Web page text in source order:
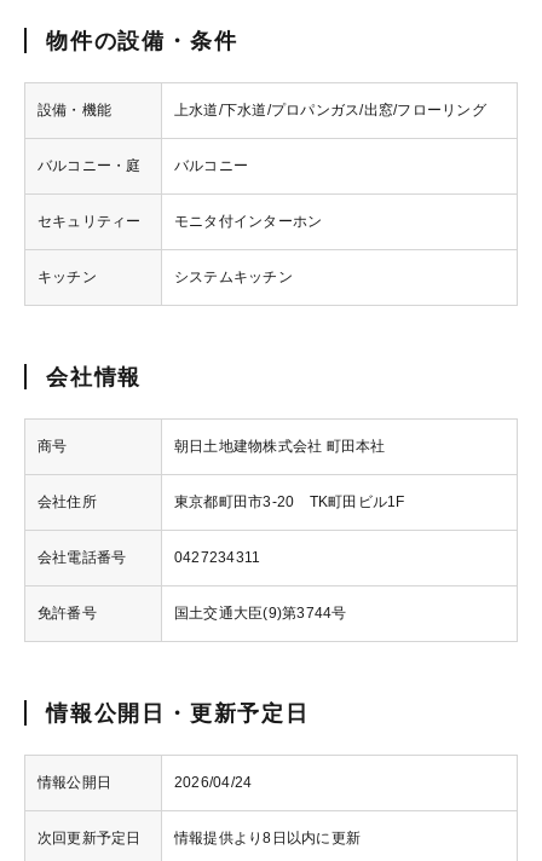
物件の設備・条件
設備・機能 上水道/下水道/プロパンガス/出窓/フローリング
バルコニー・庭 バルコニー
セキュリティー モニタ付インターホン
キッチン システムキッチン
会社情報
商号 朝日土地建物株式会社 町田本社
会社住所 東京都町田市3-20 TK町田ビル1F
会社電話番号 0427234311
免許番号 国土交通大臣(9)第3744号
情報公開日・更新予定日
情報公開日 2026/04/24
次回更新予定日 情報提供より8日以内に更新